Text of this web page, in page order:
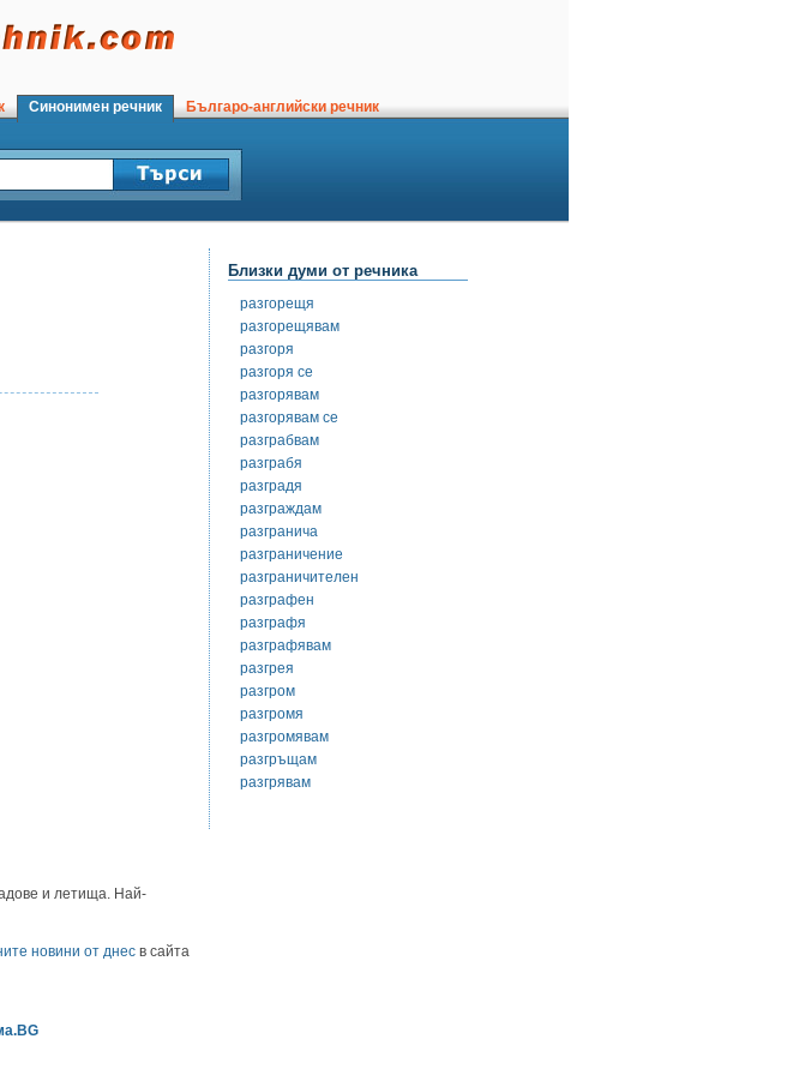
Синонимен речник Българо-английски речник
и летища. Най-
новини от днес в сайта
Близки думи от речника
разгорещя
разгорещявам
разгоря
разгоря се
разгорявам
разгорявам се
разграбвам
разграбя
разградя
разграждам
разгранича
разграничение
разграничителен
разграфен
разграфя
разграфявам
разгрея
разгром
разгромя
разгромявам
разгръщам
разгрявам